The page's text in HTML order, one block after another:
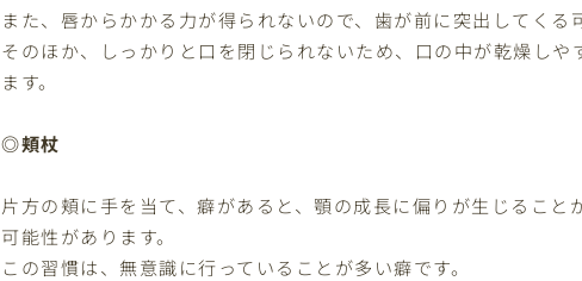
また、唇からかかる力が得られないので、歯が前に突出してくる
そのほか、しっかりと口を閉じられないため、口の中が乾燥し
ます。
◎頬杖
片方の頬に手を当て、癖があると、顎の成長に偏りが生じるこ
可能性があります。
この習慣は、無意識に行っていることが多い癖です。